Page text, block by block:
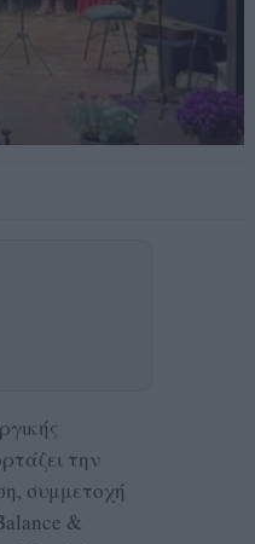
την
συμμετοχή
&